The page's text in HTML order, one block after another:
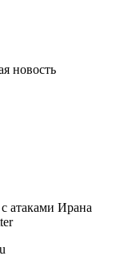
новость
атаками Ирана